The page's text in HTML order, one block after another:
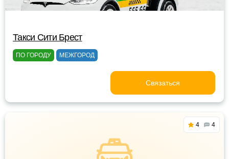
Такси Сити Брест
ПО ГОРОДУ МЕЖГОРОД
Связаться
4 4